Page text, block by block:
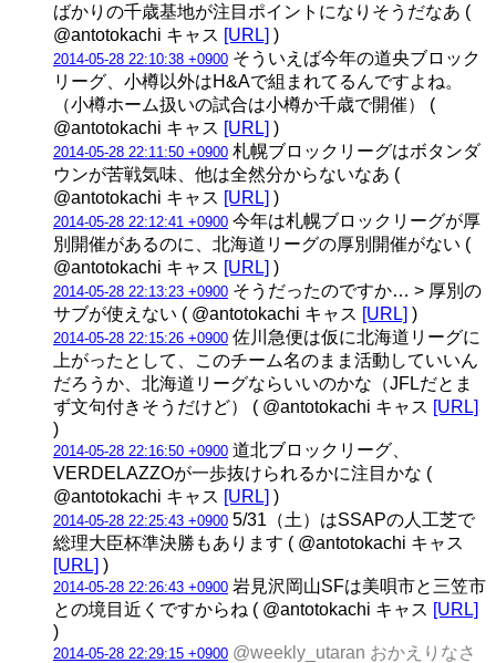
ばかりの千歳基地が注目ポイントになりそうだなあ (
@antotokachi キャス [URL] )
2014-05-28 22:10:38 +0900 そういえば今年の道央ブロック
リーグ、小樽以外はH&Aで組まれてるんですよね。
（小樽ホーム扱いの試合は小樽か千歳で開催） (
@antotokachi キャス [URL] )
2014-05-28 22:11:50 +0900 札幌ブロックリーグはボタンダ
ウンが苦戦気味、他は全然分からないなあ (
@antotokachi キャス [URL] )
2014-05-28 22:12:41 +0900 今年は札幌ブロックリーグが厚
別開催があるのに、北海道リーグの厚別開催がない (
@antotokachi キャス [URL] )
2014-05-28 22:13:23 +0900 そうだったのですか… > 厚別の
サブが使えない ( @antotokachi キャス [URL] )
2014-05-28 22:15:26 +0900 佐川急便は仮に北海道リーグに
上がったとして、このチーム名のまま活動していいん
だろうか、北海道リーグならいいのかな（JFLだとま
ず文句付きそうだけど） ( @antotokachi キャス [URL]
)
2014-05-28 22:16:50 +0900 道北ブロックリーグ、
VERDELAZZOが一歩抜けられるかに注目かな (
@antotokachi キャス [URL] )
2014-05-28 22:25:43 +0900 5/31（土）はSSAPの人工芝で
総理大臣杯準決勝もあります ( @antotokachi キャス
[URL] )
2014-05-28 22:26:43 +0900 岩見沢岡山SFは美唄市と三笠市
との境目近くですからね ( @antotokachi キャス [URL]
)
2014-05-28 22:29:15 +0900 @weekly_utaran おかえりなさ